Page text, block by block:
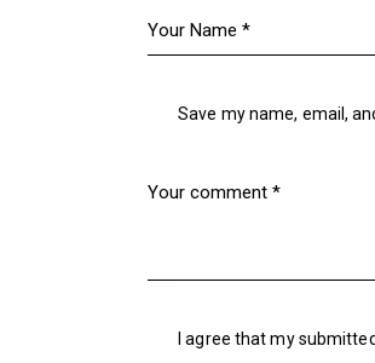
Save my name, email,
I agree that my